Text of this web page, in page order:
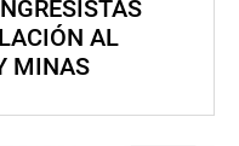
AL
MINAS